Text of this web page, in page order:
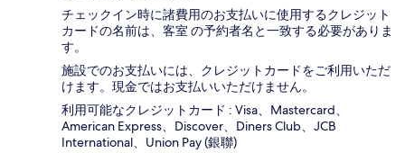
チェックイン時に諸費用のお支払いに使用するクレジット
カードの名前は、客室 の予約者名と一致する必要がありま
す。
施設でのお支払いには、クレジットカードをご利用いただ
けます。現金ではお支払いいただけません。
利用可能なクレジットカード : Visa、Mastercard、
American Express、Discover、Diners Club、JCB
International、Union Pay (銀聯)